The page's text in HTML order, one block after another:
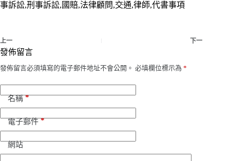
事訴訟,刑事訴訟,國賠,法律顧問,交通,律師,代書事項
上一 下一
發佈留言
發佈留言必須填寫的電子郵件地址不會公開。 必填欄位標示為 *
名稱*
電子郵件*
網站